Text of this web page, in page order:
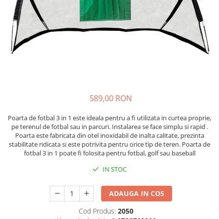
Lenjerii patut 140 x 70 cm
Lenjerie patuturi tineret
Baldachin patut
Paturici copii
Tarc de joaca copii
Comode copii
Bariere si protectie laterala pat
Carusele patut
Costum carnaval copii
Biciclete fara pedale
Casca protectie copii
Karturi si masinute cu pedale
Trotinete copii si adulti
Papusi si cele necesare
Trenulete jucarii
Trambuline si accesorii
Accesorii Trambuline
Trambuline
Tensiometre
Termometre
Termometre camera si baie
Termometre copii si bebe
Saltele si Covoare sport Fitness
sau Yoga
Scara antrenament
Steppere Fitness
589,00 RON
Poarta de fotbal 3 in 1 este ideala pentru a fi utilizata in curtea proprie,
pe terenul de fotbal sau in parcuri. Instalarea se face simplu si rapid .
Poarta este fabricata din otel inoxidabil de inalta calitate, prezinta
stabilitate ridicata si este potrivita pentru orice tip de teren. Poarta de
fotbal 3 in 1 poate fi folosita pentru fotbal, golf sau baseball
IN STOC
ADAUGA IN COS
Cod Produs: 2050